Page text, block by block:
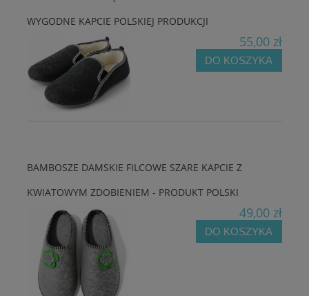
WYGODNE KAPCIE POLSKIEJ PRODUKCJI
55,00 zł
DO KOSZYKA
BAMBOSZE DAMSKIE FILCOWE SZARE KAPCIE Z
KWIATOWYM ZDOBIENIEM - PRODUKT POLSKI
49,00 zł
DO KOSZYKA